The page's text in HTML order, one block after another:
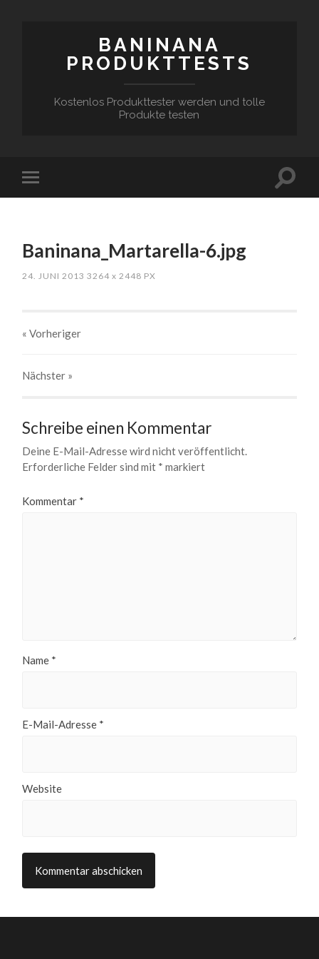
BANINANA
PRODUKTTESTS
Kostenlos Produkttester werden und tolle
Produkte testen
Baninana_Martarella-6.jpg
24. JUNI 2013 3264x 2448 PX
« Vorheriger
Nächster »
Schreibe einen Kommentar
Deine E-Mail-Adresse wird nicht veröffentlicht.
Erforderliche Felder sind mit * markiert
Kommentar *
Name *
E-Mail-Adresse *
Website